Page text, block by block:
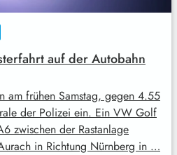
auf der Autobahn
am frühen Samstag, gegen 4.55
der Polizei ein. Ein VW Golf
zwischen der Rastanlage
in Richtung Nürnberg in …